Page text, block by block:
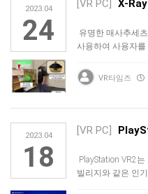
2023.04
24
[VR PC] X-
유명한 매사추세
사용하여 사용자
VR타임즈
2023.04
18
[VR PC]
PlayStation VR2
빌리지와 같은 인